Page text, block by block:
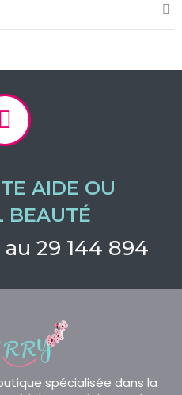
AIDE OU
BEAUTÉ
29 144 894
spécialisée dans la